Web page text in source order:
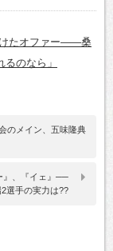
けたオファー――桑
のなら」
のメイン、五味隆典
』、『イェ』──
選手の実力は??